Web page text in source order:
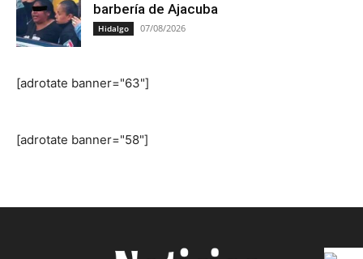
barbería de Ajacuba
Hidalgo 07/08/2026
[adrotate banner="63"]
[adrotate banner="58"]